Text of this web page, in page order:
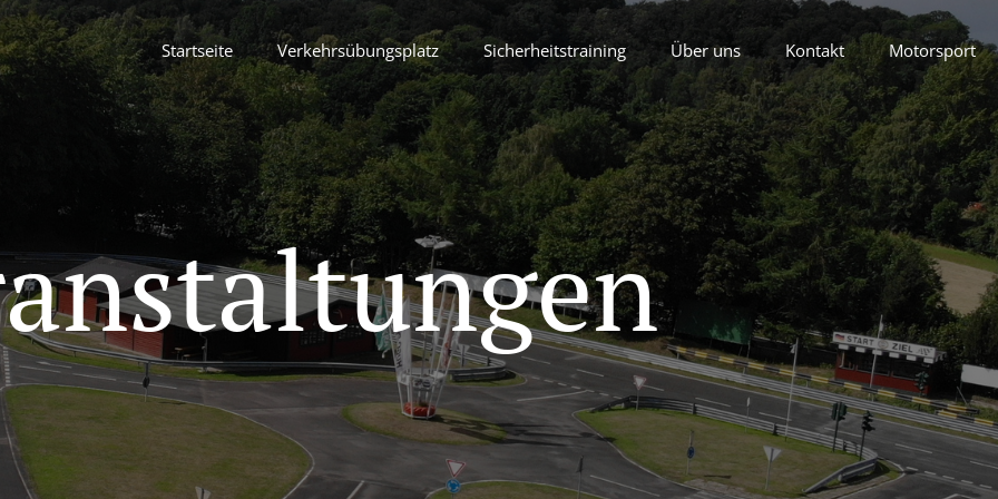
Startseite Verkehrsübungsplatz Sicherheitstraining Über uns Kontakt Motorsport